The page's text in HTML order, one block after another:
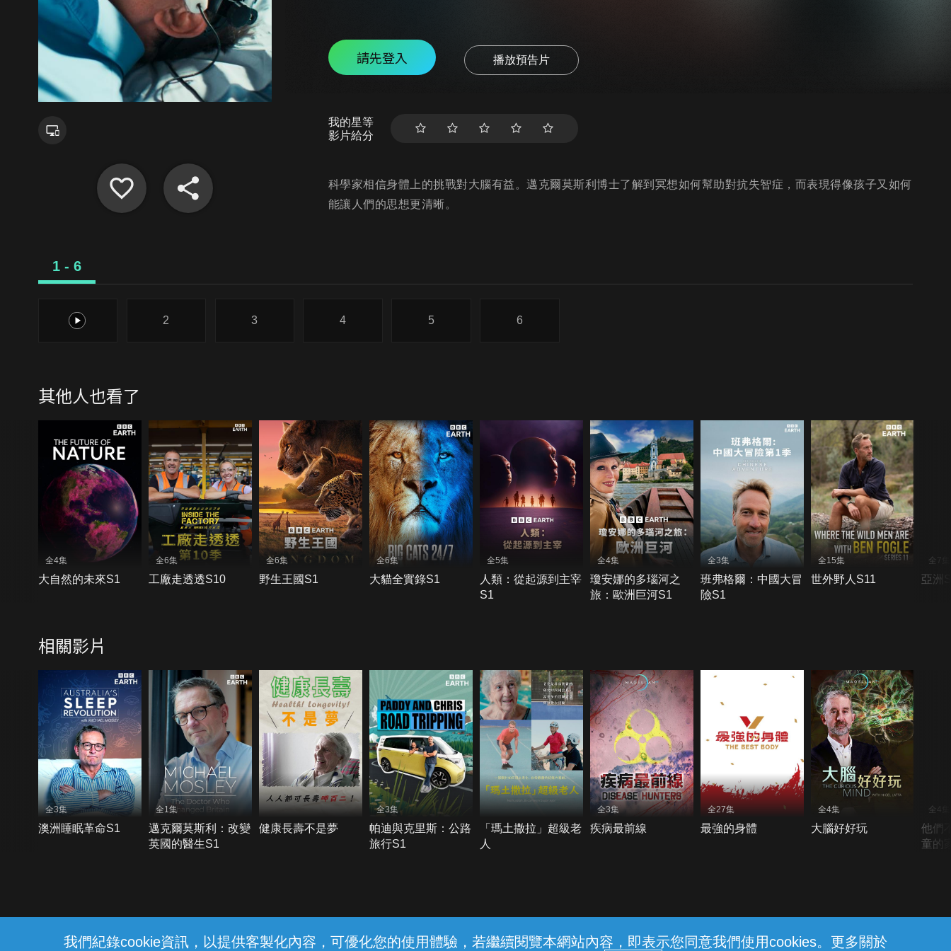
我們紀錄cookie資訊，以提供客製化內容，可優化您的使用體驗，若繼續閱覽本網站內容，即表示您同意我們使用cookies。更多關於
請先登入 播放預告片
我的星等
影片給分
科學家相信身體上的挑戰對大腦有益。邁克爾莫斯利博士了解到冥想如何幫助對抗失智症，而表現得像孩子又如何
能讓人們的思想更清晰。
1 - 6
1 2 3 4 5 6
其他人也看了
全4集
大自然的未來S1
全6集
工廠走透透S10
全6集
野生王國S1
全6集
大貓全實錄S1
全5集
人類：從起源到主宰
S1
全4集
瓊安娜的多瑙河之
旅：歐洲巨河S1
全3集
班弗格爾：中國大冒
險S1
全15集
世外野人S11
全7集
亞洲
相關影片
全3集
澳洲睡眠革命S1
全1集
邁克爾莫斯利：改變
英國的醫生S1
健康長壽不是夢
全3集
帕迪與克里斯：公路
旅行S1
「瑪土撒拉」超級老
人
全3集
疾病最前線
全27集
最強的身體
全4集
大腦好好玩
全4集
他們
童的
線上客服 服務條款 隱私權保護